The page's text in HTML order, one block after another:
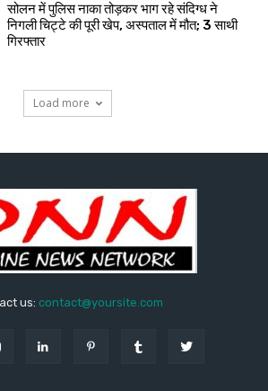
सोलन में पुलिस नाका तोड़कर भाग रहे संदिग्ध ने
निगली चिट्टे की पूरी खेप, अस्पताल में मौत; 3 साथी
गिरफ्तार
Load more
us: contact@yoursite.com